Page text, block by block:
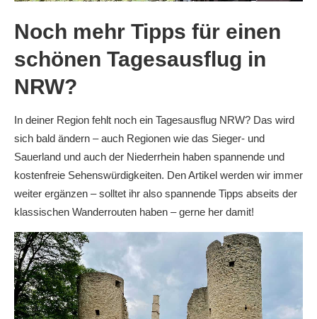
Noch mehr Tipps für einen
schönen Tagesausflug in
NRW?
In deiner Region fehlt noch ein Tagesausflug NRW? Das wird
sich bald ändern – auch Regionen wie das Sieger- und
Sauerland und auch der Niederrhein haben spannende und
kostenfreie Sehenswürdigkeiten. Den Artikel werden wir immer
weiter ergänzen – solltet ihr also spannende Tipps abseits der
klassischen Wanderrouten haben – gerne her damit!